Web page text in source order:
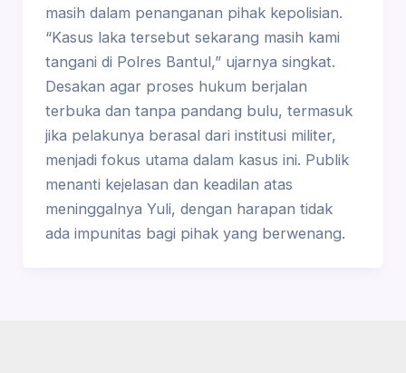
masih dalam penanganan pihak kepolisian.
“Kasus laka tersebut sekarang masih kami
tangani di Polres Bantul,” ujarnya singkat.
Desakan agar proses hukum berjalan
terbuka dan tanpa pandang bulu, termasuk
jika pelakunya berasal dari institusi militer,
menjadi fokus utama dalam kasus ini. Publik
menanti kejelasan dan keadilan atas
meninggalnya Yuli, dengan harapan tidak
ada impunitas bagi pihak yang berwenang.